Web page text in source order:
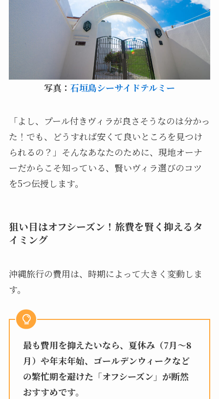
写真： 石垣島シーサイドテルミー
「よし、プール付きヴィラが良さそうなのは分かっ
た！でも、どうすれば安くて良いところを見つけ
られるの？」そんなあなたのために、現地オーナ
ーだからこそ知っている、賢いヴィラ選びのコツ
を5つ伝授します。
狙い目はオフシーズン！旅費を賢く抑えるタ
イミング
沖縄旅行の費用は、時期によって大きく変動しま
す。
最も費用を抑えたいなら、夏休み（7月～8
月）や年末年始、ゴールデンウィークなど
の繁忙期を避けた「オフシーズン」が断然
おすすめです。